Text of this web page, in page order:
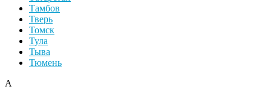
Тамбов
Тверь
Томск
Тула
Тыва
Тюмень
А